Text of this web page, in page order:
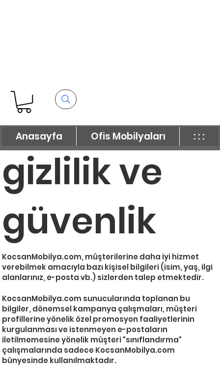
Anasayfa Ofis Mobilyaları : : :
gizlilik ve
güvenlik
KocsanMobilya.com, müşterilerine daha iyi hizmet
verebilmek amacıyla bazı kişisel bilgileri (isim, yaş, ilgi
alanlarınız, e-posta vb.) sizlerden talep etmektedir.
KocsanMobilya.com sunucularında toplanan bu
bilgiler, dönemsel kampanya çalışmaları, müşteri
profillerine yönelik özel promosyon faaliyetlerinin
kurgulanması ve istenmeyen e-postaların
iletilmemesine yönelik müşteri "sınıflandırma"
çalışmalarında sadece KocsanMobilya.com
bünyesinde kullanılmaktadır.